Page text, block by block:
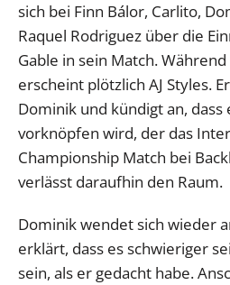
sich bei Finn Bálor, Carlito,
Raquel Rodriguez über die
Gable in sein Match.
erscheint plötzlich AJ Styles.
Dominik und kündigt an, dass
vorknöpfen wird, der das
Championship Match bei
verlässt daraufhin den Raum.
Dominik wendet sich wieder
erklärt, dass es schwieriger
sein, als er gedacht habe.